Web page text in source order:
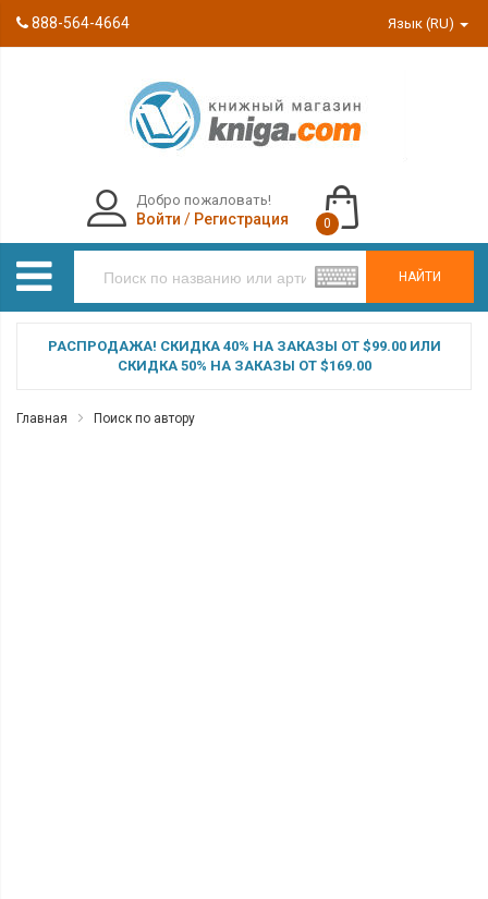
888-564-4664 Язык (RU)
НАЙТИ
Добро пожаловать!
Войти / Регистрация 0
РАСПРОДАЖА! СКИДКА 40% НА ЗАКАЗЫ ОТ $99.00 ИЛИ
СКИДКА 50% НА ЗАКАЗЫ ОТ $169.00
Главная Поиск по автору